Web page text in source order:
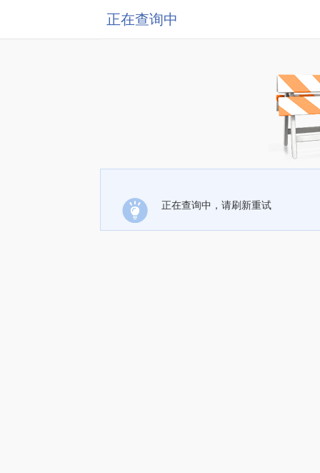
正在查询中
正在查询中，请刷新重试